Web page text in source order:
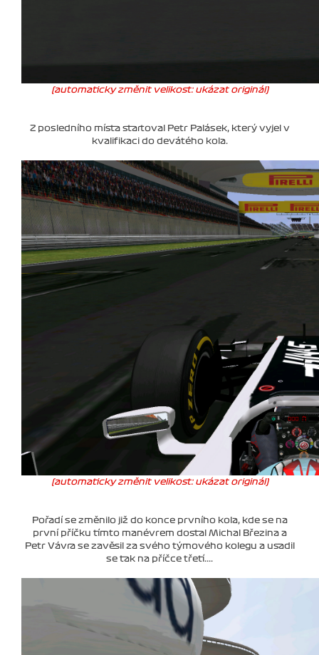
(automaticky změnit velikost: ukázat originál)
Z posledního místa startoval Petr Palásek, který vyjel v
kvalifikaci do devátého kola.
(automaticky změnit velikost: ukázat originál)
Pořadí se změnilo již do konce prvního kola, kde se na
první příčku tímto manévrem dostal Michal Březina a
Petr Vávra se zavěsil za svého týmového kolegu a usadil
se tak na příčce třetí....